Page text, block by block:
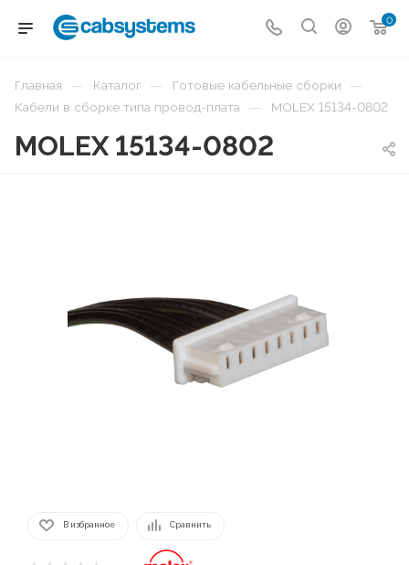
0
Главная — Каталог — Готовые кабельные сборки —
Кабели в сборке типа провод-плата — MOLEX 15134-0802
MOLEX 15134-0802
В избранное Сравнить